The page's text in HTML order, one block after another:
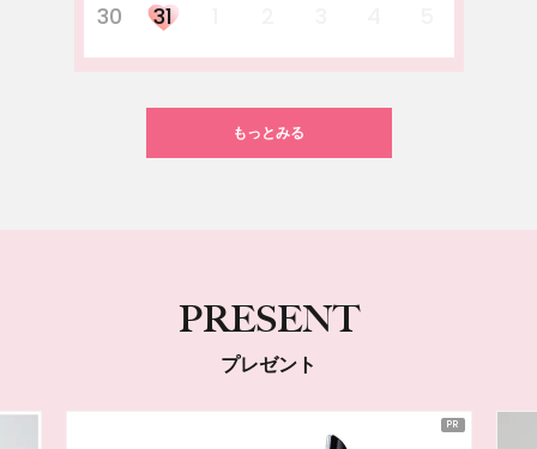
30
31
もっとみる
PRESENT
プレゼント